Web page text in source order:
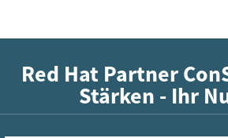
Red Hat Partner
Stärken - Ihr